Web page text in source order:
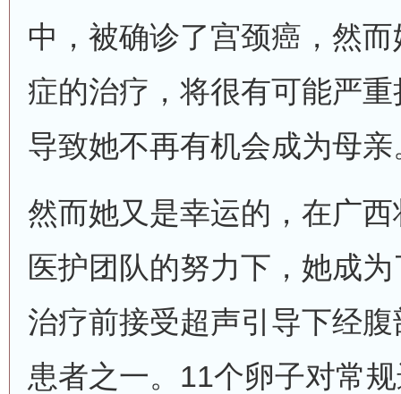
中，被确诊了宫颈癌，然
症的治疗，将很有可能严
导致她不再有机会成为母亲
然而她又是幸运的，在广
医护团队的努力下，她成
治疗前接受超声引导下经
患者之一。11个卵子对常